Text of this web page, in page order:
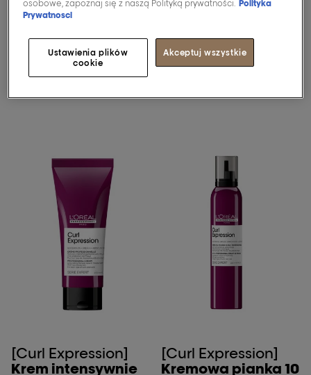
Odkryj więcej Odkryj więcej
[Curl Expression]
Krem intensywnie
[Curl Expression]
Kremowa pianka 10
osobowe, zapoznaj się z naszą Polityką prywatności. Polityka
Prywatnosci
Ustawienia plików
cookie
Akceptuj wszystkie